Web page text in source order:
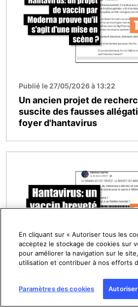
Publié le 27/05/2026 à 13:22
Un ancien projet de
suscite des fausses
foyer d'hantavirus
Hantavirus : l’existence
expérimental ravive les
En cliquant sur « Autoriser tous les
acceptez le stockage de cookies sur
pour améliorer la navigation sur le
utilisation et contribuer à nos efforts
Paramètres des cookies